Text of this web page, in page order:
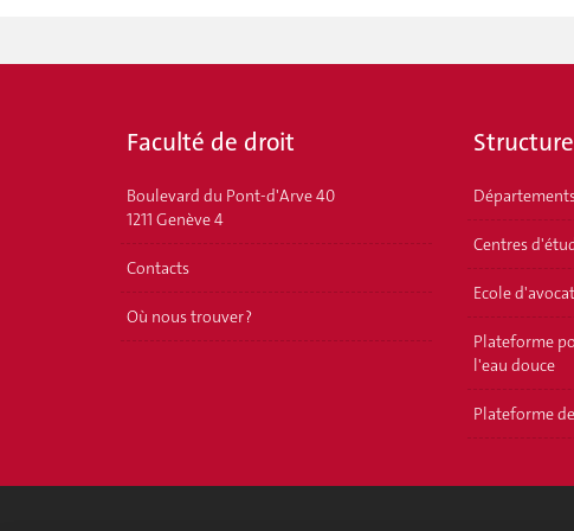
Faculté de droit
Boulevard du Pont-d'Arve 40
1211 Genève 4
Contacts
Où nous trouver ?
Centres
Ecole
Plateforme
l'eau douce
Plateforme